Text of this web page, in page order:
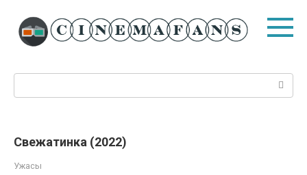
контенту
Свежатинка (2022)
Ужасы